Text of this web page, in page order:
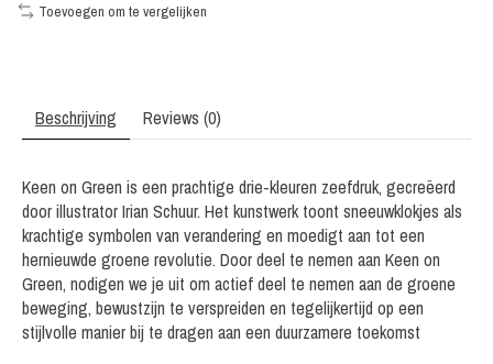
Toevoegen om te vergelijken
Beschrijving Reviews (0)
Keen on Green is een prachtige drie-kleuren zeefdruk, gecreëerd
door illustrator Irian Schuur. Het kunstwerk toont sneeuwklokjes als
krachtige symbolen van verandering en moedigt aan tot een
hernieuwde groene revolutie. Door deel te nemen aan Keen on
Green, nodigen we je uit om actief deel te nemen aan de groene
beweging, bewustzijn te verspreiden en tegelijkertijd op een
stijlvolle manier bij te dragen aan een duurzamere toekomst